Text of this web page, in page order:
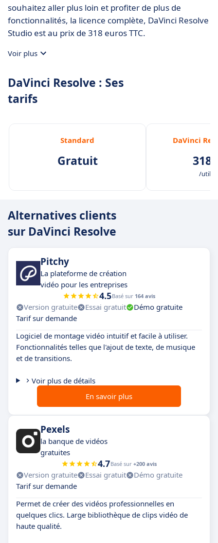
souhaitez aller plus loin et profiter de plus de
fonctionnalités, la licence complète, DaVinci Resolve
Studio est au prix de 318 euros TTC.
Voir plus
DaVinci Resolve : Ses
tarifs
Standard
Gratuit
DaVinci
/
Alternatives clients
sur DaVinci Resolve
Pitchy
La plateforme de création
vidéo pour les entreprises
4.5Basé sur 164 avis
Version gratuite Essai gratuit
Démo gratuite
Tarif sur demande
Logiciel de montage vidéo intuitif et facile à utiliser.
Fonctionnalités telles que l'ajout de texte, de musique
et de transitions.
Voir plus de détails
En savoir plus
Pexels
la banque de vidéos
gratuites
4.7Basé sur +200 avis
Version gratuite Essai gratuit
Démo gratuite
Tarif sur demande
Permet de créer des vidéos professionnelles en
quelques clics. Large bibliothèque de clips vidéo de
haute qualité.